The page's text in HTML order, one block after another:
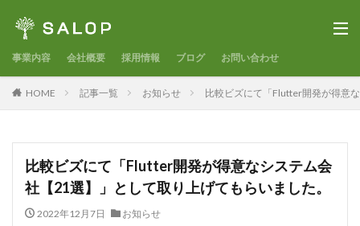
事業内容 会社概要 採用情報 ブログ お問い合わせ
HOME 記事一覧 お知らせ 比較ビズにて「Flutter開発が得意
比較ビズにて「Flutter開発が得意なシステム会
社【21選】」として取り上げてもらいました。
2022年12月7日 お知らせ